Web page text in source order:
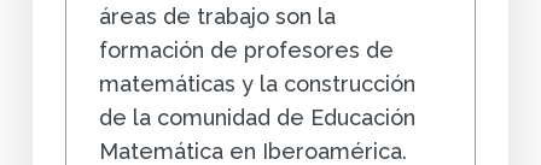
áreas de trabajo son la
formación de profesores de
matemáticas y la construcción
de la comunidad de Educación
Matemática en Iberoamérica.